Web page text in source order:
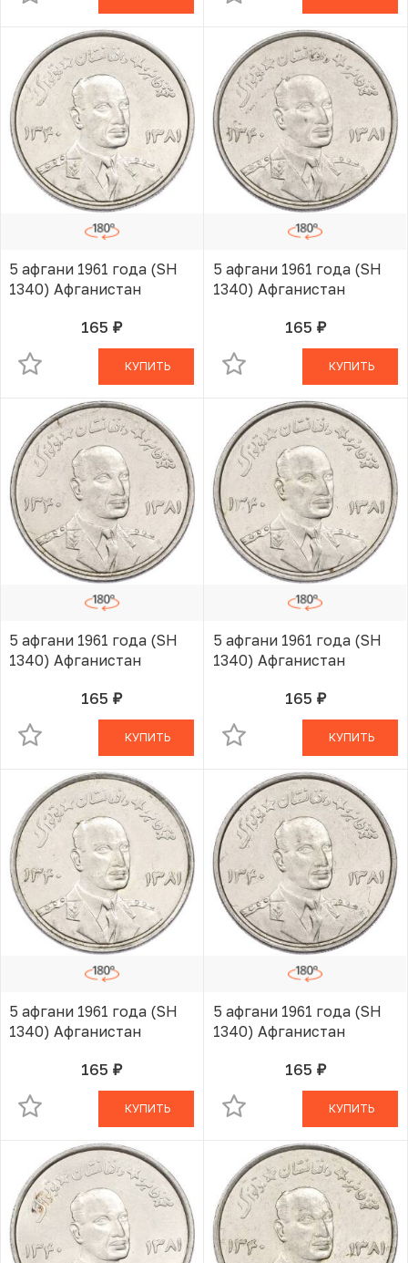
5 афгани 1961 года (SH
1340) Афганистан
165 руб.В КОРЗИНЕ
КУПИТЬ
5 афгани 1961 года (SH
1340) Афганистан
165 руб.В КОРЗИНЕ
КУПИТЬ
5 афгани 1961 года (SH
1340) Афганистан
165 руб.В КОРЗИНЕ
КУПИТЬ
5 афгани 1961 года (SH
1340) Афганистан
165 руб.В КОРЗИНЕ
КУПИТЬ
5 афгани 1961 года (SH
1340) Афганистан
165 руб.В КОРЗИНЕ
КУПИТЬ
5 афгани 1961 года (SH
1340) Афганистан
165 руб.В КОРЗИНЕ
КУПИТЬ